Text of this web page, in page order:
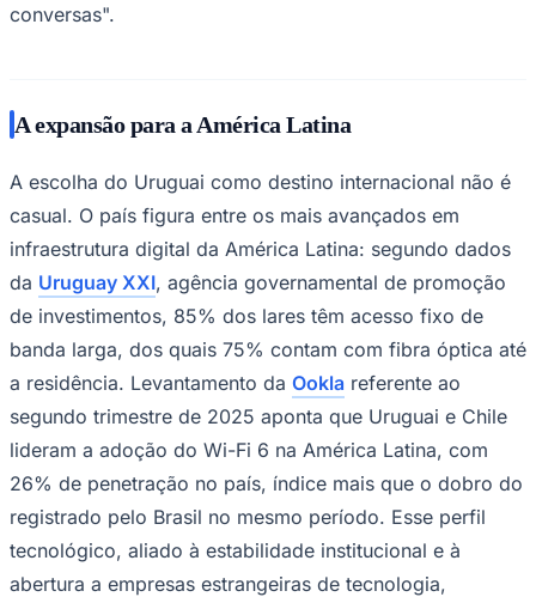
Santos
conversas".
A expansão para a América Latina
A escolha do Uruguai como destino internacional não é
casual. O país figura entre os mais avançados em
infraestrutura digital da América Latina: segundo dados
da Uruguay XXI, agência governamental de promoção
de investimentos, 85% dos lares têm acesso fixo de
banda larga, dos quais 75% contam com fibra óptica até
a residência. Levantamento da Ookla referente ao
segundo trimestre de 2025 aponta que Uruguai e Chile
lideram a adoção do Wi-Fi 6 na América Latina, com
26% de penetração no país, índice mais que o dobro do
registrado pelo Brasil no mesmo período. Esse perfil
tecnológico, aliado à estabilidade institucional e à
abertura a empresas estrangeiras de tecnologia,